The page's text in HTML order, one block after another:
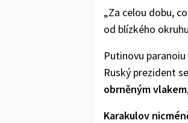
„Za celou dobu,
od blízkého
Putinovu
Ruský prezident
obrněným vlakem
Karakulov